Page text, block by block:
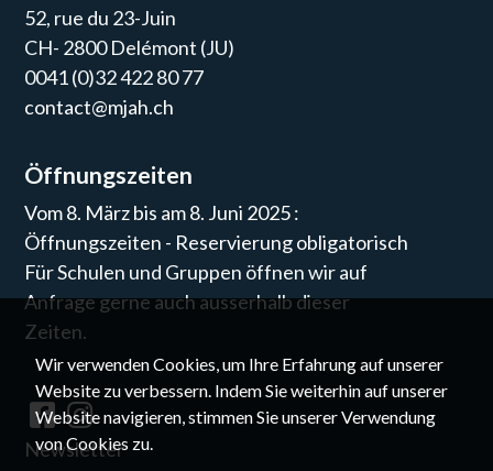
52, rue du 23-Juin
CH- 2800 Delémont (JU)
0041 (0)32 422 80 77
contact@mjah.ch
Öffnungszeiten
Vom 8. März bis am 8. Juni 2025 :
Öffnungszeiten - Reservierung obligatorisch
Für Schulen und Gruppen öffnen wir auf
Anfrage gerne auch ausserhalb dieser
Zeiten.
Newsletter
Wir verwenden Cookies, um Ihre Erfahrung auf unserer
Website zu verbessern. Indem Sie weiterhin auf unserer
Website navigieren, stimmen Sie unserer Verwendung
von Cookies zu.